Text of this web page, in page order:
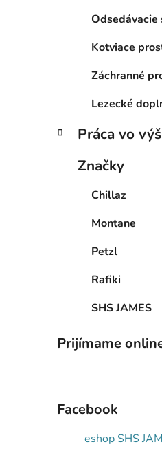
Odsedávacie
Kotviace
Záchranné
Lezecké
Práca vo
Značky
Chillaz
Montane
Petzl
Rafiki
SHS JAMES
Prijímame
Facebook
eshop SHS